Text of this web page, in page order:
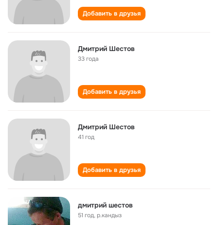
Добавить в друзья
Дмитрий Шестов
33 года
Добавить в друзья
Дмитрий Шестов
41 год
Добавить в друзья
дмитрий шестов
51 год,р.кандыз